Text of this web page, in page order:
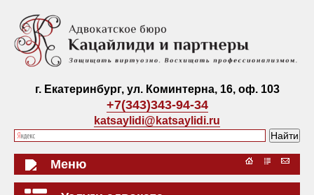
г. Екатеринбург, ул. Коминтерна, 16, оф. 103
+7(343)343-94-34
katsaylidi@katsaylidi.ru
Меню